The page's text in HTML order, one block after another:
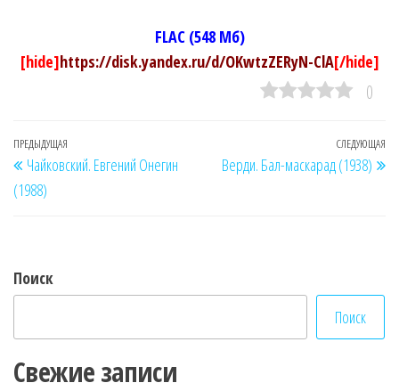
FLAC (548 Мб)
[hide]https://disk.yandex.ru/d/OKwtzZERyN-ClA[/hide]
0
Навигация
по
записям
Предыдущая
запись
ПРЕДЫДУЩАЯ
Чайковский. Евгений Онегин
(1988)
СЛЕДУЮЩАЯ
Верди. Бал-маскарад (1938)
Поиск
Поиск
Свежие записи